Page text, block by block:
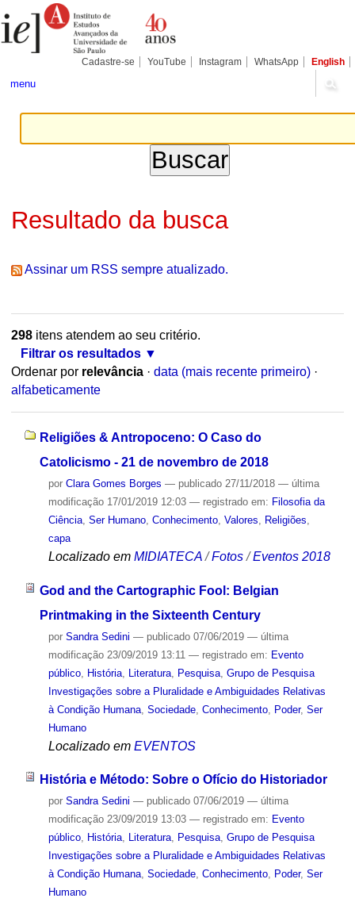
para
conteúdo.
Pessoais
Cadastre-se YouTube Instagram WhatsApp English
menu
Resultado da busca
Assinar um RSS sempre atualizado.
298itens atendem ao seu critério.
Filtrar os resultados
Ordenar por relevância · data (mais recente primeiro) ·
alfabeticamente
Religiões & Antropoceno: O Caso do
Catolicismo - 21 de novembro de 2018
por Clara Gomes Borges — publicado27/11/2018 — última
modificação17/01/2019 12:03 — registrado em: Filosofia da
Ciência, Ser Humano, Conhecimento, Valores Religiões
capa
Localizado em MIDIATECA /Fotos /Eventos 2018
God and the Cartographic Fool: Belgian
Printmaking in the Sixteenth Century
por Sandra Sedini — publicado07/06/2019 — última
modificação23/09/2019 13:11 — registrado em: Evento
público, História, Literatura, Pesquisa, Grupo de Pesquisa
Investigações sobre a Pluralidade e Ambiguidades Relativas
à Condição Humana, Sociedade, Conhecimento, Poder, Ser
Humano
Localizado em EVENTOS
História e Método: Sobre o Ofício do Historiador
por Sandra Sedini — publicado07/06/2019 — última
modificação23/09/2019 13:03 — registrado em: Evento
público, História, Literatura, Pesquisa, Grupo de Pesquisa
Investigações sobre a Pluralidade e Ambiguidades Relativas
à Condição Humana, Sociedade, Conhecimento, Poder, Ser
Humano